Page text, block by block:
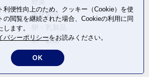
電化製品
米・穀物
返礼品なし
利便性向上のため、クッキー（Cookie）を使
の閲覧を継続された場合、Cookieの利用に同
ます。
バシーポリシーをお読みください。
OK